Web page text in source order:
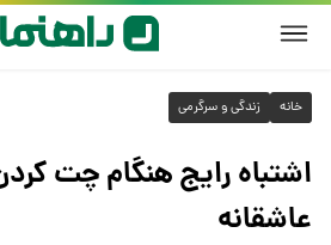
خانه زندگی و سرگرمی
اشتباه رایج هنگام چت
عاشقانه